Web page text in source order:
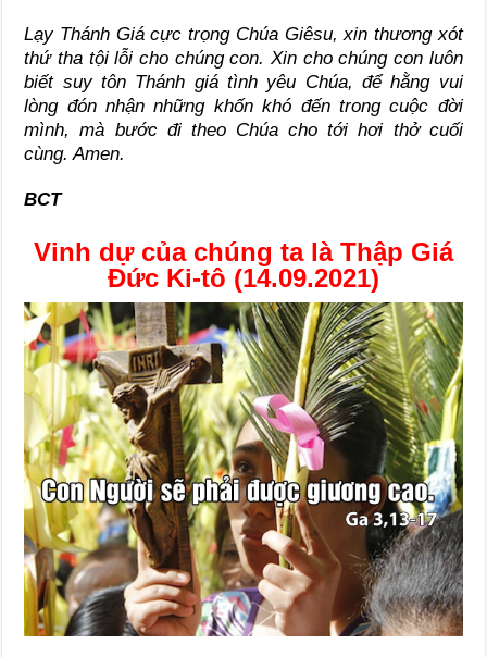
Lạy Thánh Giá cực trọng Chúa Giêsu, xin thương xót
thứ tha tội lỗi cho chúng con. Xin cho chúng con luôn
biết suy tôn Thánh giá tình yêu Chúa, để hằng vui
lòng đón nhận những khốn khó đến trong cuộc đời
mình, mà bước đi theo Chúa cho tới hơi thở cuối
cùng. Amen.
BCT
Vinh dự của chúng ta là Thập Giá
Đức Ki-tô (14.09.2021)